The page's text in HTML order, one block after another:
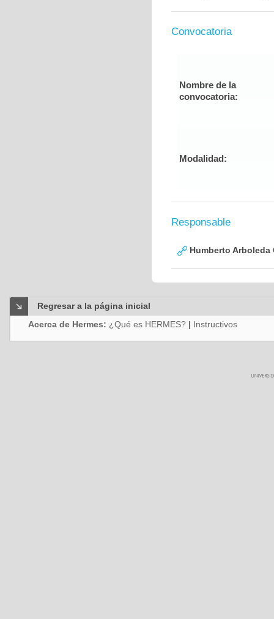
Convocatoria
Nombre de la
convocatoria:
Modalidad:
Responsable
Humberto Arboleda
Regresar a la página inicial
Acerca de Hermes: ¿Qué es HERMES? | Instructivos